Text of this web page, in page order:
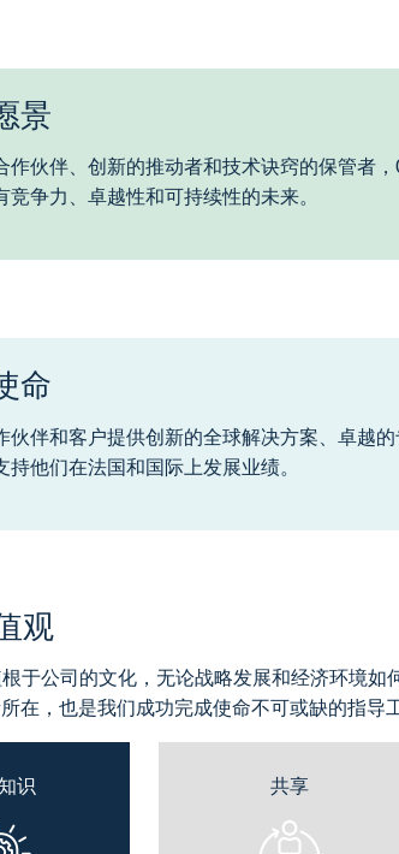
景
作伙伴、创新的推动者和技术诀窍的保管者
竞争力、卓越性和可持续性的未来。
命
伙伴和客户提供创新的全球解决方案、卓越
持他们在法国和国际上发展业绩。
观
于公司的文化，无论战略发展和经济环境
在，也是我们成功完成使命不可或缺的指导工
识 共享